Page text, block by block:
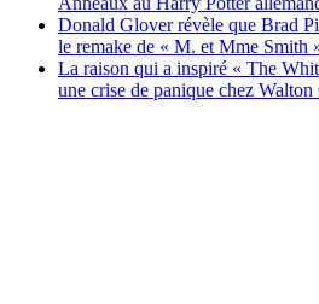
Donald Glover révèle que Brad
le remake de « M. et Mme Smith
La raison qui a inspiré « The
une crise de panique chez